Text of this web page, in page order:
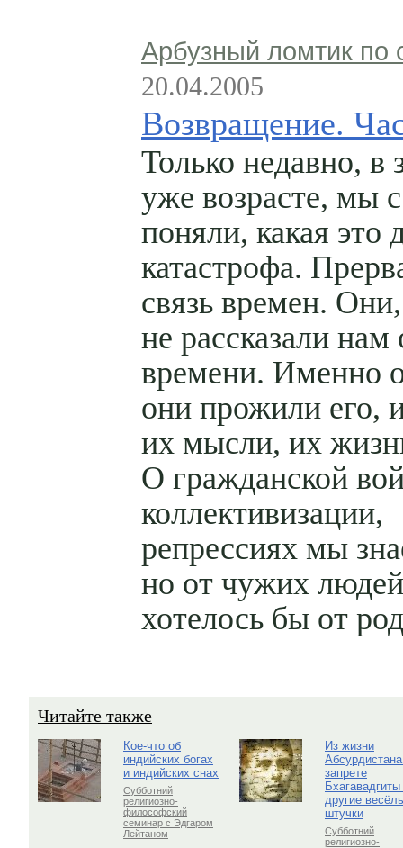
Арбузный ломтик по
20.04.2005
Возвращение.
Только недавно, в
уже возрасте, мы
поняли, какая это
катастрофа.
связь времен.
не рассказали нам
времени. Именно
они прожили его,
их мысли, их
О гражданской
коллективизации,
репрессиях мы
но от чужих
хотелось бы от
Читайте также
Кое-что об
индийских богах
и индийских снах
Субботний
религиозно-
философский
семинар с Эдгаром
Лейтаном
Из жизни
запрете
Бхагавадгиты
другие
штучки
Субботний
религиозно-